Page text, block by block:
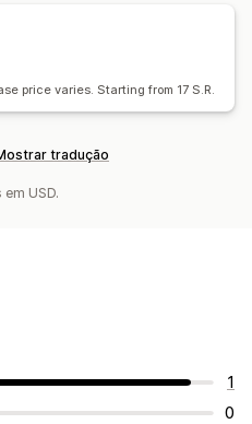
price varies. Starting from 17 S.R.
tradução
USD.
1
0